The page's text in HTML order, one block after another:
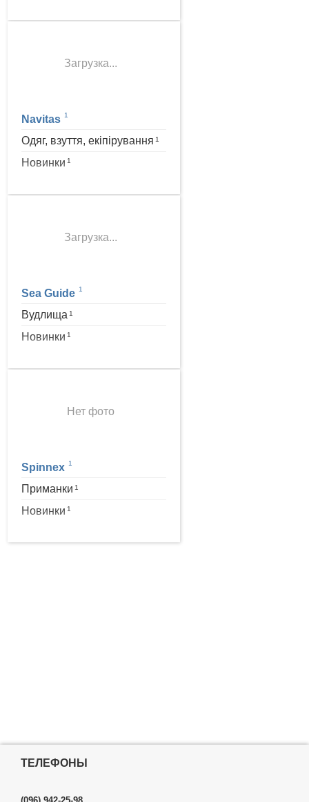
Загрузка...
Navitas 1
Одяг, взуття, екіпірування 1
Новинки 1
Загрузка...
Sea Guide 1
Вудлища 1
Новинки 1
Нет фото
Spinnex 1
Приманки 1
Новинки 1
ТЕЛЕФОНЫ